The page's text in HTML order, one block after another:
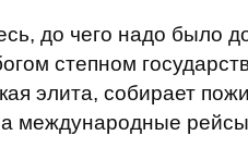
до чего надо было
степном
элита, собирает
международные